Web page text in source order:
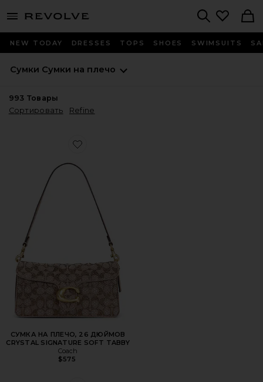
menu - shows more content
NEW TODAY DRESSES TOPS SHOES SWIMSUITS
Сумки Сумки на плечо
993 Товары
Сортировать
Refine
Favorite СУМКА НА ПЛЕЧО, 26 ДЮЙМОВ CRYSTAL
СУМКА НА ПЛЕЧО, 26 ДЮЙМОВ
CRYSTAL SIGNATURE SOFT TABBY
Coach
$575